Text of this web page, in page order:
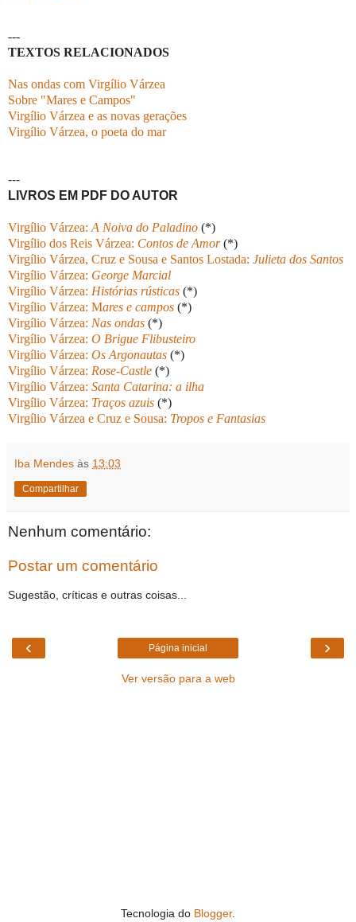
---
TEXTOS RELACIONADOS
Nas ondas com Virgílio Várzea
Sobre "Mares e Campos"
Virgílio Várzea e as novas gerações
Virgílio Várzea, o poeta do mar
---
LIVROS EM PDF DO AUTOR
Virgílio Várzea: A Noiva do Paladino (*)
Virgílio dos Reis Várzea: Contos de Amor(*)
Virgílio Várzea, Cruz e Sousa e Santos Lostada: Julieta dos Santos
Virgílio Várzea: George Marcial
Virgílio Várzea: Histórias rústicas (*)
Virgílio Várzea: Mares e campos (*)
Virgílio Várzea: Nas ondas (*)
Virgílio Várzea: O Brigue Flibusteiro
Virgílio Várzea: Os Argonautas (*)
Virgílio Várzea: Rose-Castle (*)
Virgílio Várzea: Santa Catarina: a ilha
Virgílio Várzea: Traços azuis (*)
Virgílio Várzea e Cruz e Sousa: Tropos e Fantasias
Iba Mendes às 13:03
Compartilhar
Nenhum comentário:
Postar um comentário
Sugestão, críticas e outras coisas...
‹ ›
Página inicial
Ver versão para a web
Tecnologia do Blogger.